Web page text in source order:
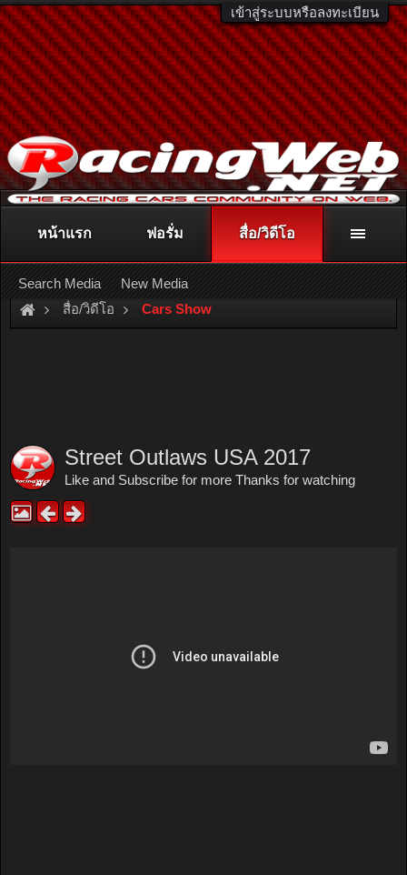
เข้าสู่ระบบหรือลงทะเบียน
ติดต่อลงโฆษณา racingweb@gmail.comหรือโทร. 081-811-1138
หรืออ่านรายละเอียดเพิ่มเติม คลิกที่นี่
สื่อ/วิดีโอ Cars Show
Street Outlaws USA 2017
Like and Subscribe for more Thanks for watching
หน้าแรก ฟอรั่ม สื่อ/วิดีโอ
Search Media New Media